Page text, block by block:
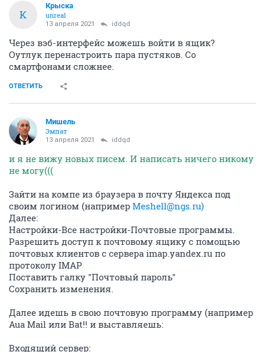
К
Крыска
unreal
13 апреля 2021 iddqd
Через вэб-интерфейс можешь войти в ящик?
Оутлук перенастроить пара пустяков. Со
смартфонами сложнее.
ОТВЕТИТЬ
Мишель
Эмпат
13 апреля 2021 iddqd
и я не вижу новых писем. И написать ничего никому
не могу(((
Зайти на компе из браузера в почту Яндекса под
своим логином (например Meshell@ngs.ru)
Далее:
Настройки-Все настройки-Почтовые программы.
Разрешить доступ к почтовому ящику с помощью
почтовых клиентов с сервера imap.yandex.ru по
протоколу IMAP
Поставить галку "Почтовый пароль"
Сохранить изменения.
Далее идешь в свою почтовую программу (например
Aua Mail или Bat!! и выставляешь:
Входящий сервер: